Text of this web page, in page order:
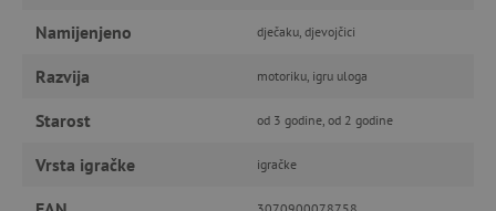
Namijenjeno dječaku, djevojčici
Razvija motoriku, igru uloga
Starost od 3 godine, od 2 godine
Vrsta igračke igračke
3070900078758
npr. upis korisnika na stranici te uređivanje
odgovarajuće upotrebljavati bez nužno